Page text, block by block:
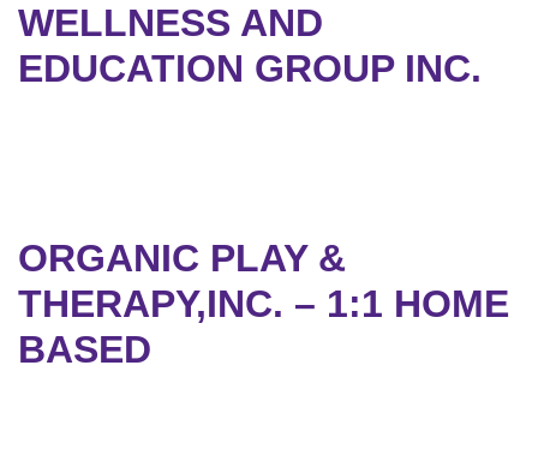
WELLNESS AND
EDUCATION GROUP INC.
ORGANIC PLAY &
THERAPY,INC. – 1:1 HOME
BASED